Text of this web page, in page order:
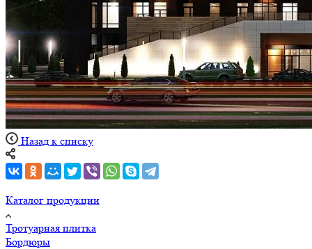
Назад к списку
Каталог продукции
Тротуарная плитка
Бордюры